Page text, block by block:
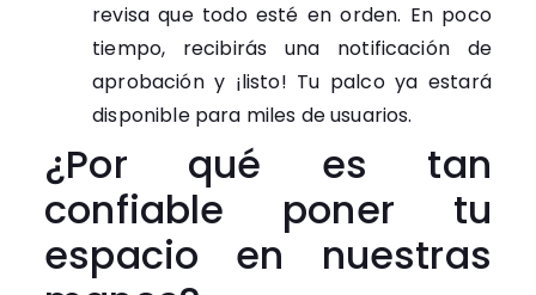
revisa que todo esté en orden. En poco
tiempo, recibirás una notificación de
aprobación y ¡listo! Tu palco ya estará
disponible para miles de usuarios.
¿Por qué es tan
confiable poner tu
espacio en nuestras